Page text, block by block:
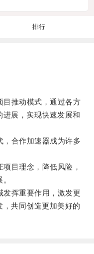
排行
推动模式，通过各方
展，实现快速发展和
合作加速器成为许多
目理念，降低风险，
挥重要作用，激发更
共同创造更加美好的